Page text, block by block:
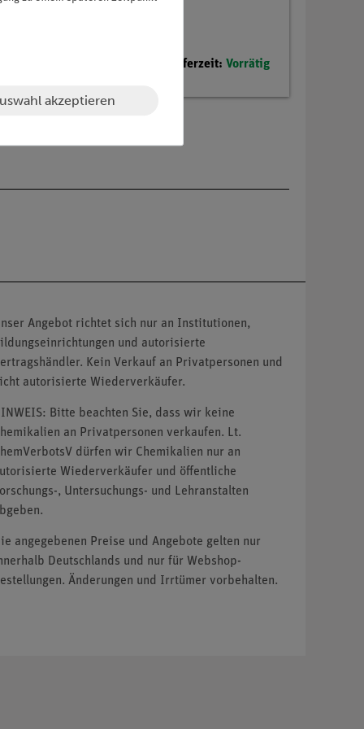
Lieferzeit: Vorrätig
Angebot richtet sich nur an Institutionen,
und autorisierte
Kein Verkauf an Privatpersonen und
autorisierte Wiederverkäufer.
Bitte beachten Sie, dass wir keine
an Privatpersonen verkaufen. Lt.
dürfen wir Chemikalien nur an
Wiederverkäufer und öffentliche
, Untersuchungs- und Lehranstalten
angegebenen Preise und Angebote gelten nur
Deutschlands und nur für Webshop-
Änderungen und Irrtümer vorbehalten.
akzeptieren